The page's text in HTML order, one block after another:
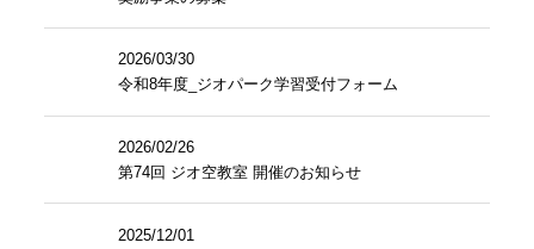
2026/03/30
令和8年度_ジオパーク学習受付フォーム
2026/02/26
第74回 ジオ空教室 開催のお知らせ
2025/12/01